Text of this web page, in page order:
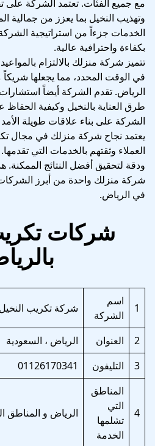
مع جميع الفئات. تعتمد الشركة
وتهذيب النخيل بما يعزز من جمالية
الخدمات جزءاً من استراتيجية الشركة
بكفاءة واحترافية عالية.
تتميز شركة منزلك بالالتزام
في الوقت المحدد، مما يجعلها شريكاً
الرياض. تقدم الشركة أيضاً
طرق العناية بالنخيل وكيفية
الشركة على بناء علاقات طويلة
يعتمد نجاح شركة منزلك في مجال
العملاء وثقتهم بالخدمات التي
ودقة لتحقيق أفضل النتائج الممكنة.
شركة منزلك واحدة من أبرز
في الرياض.
شركات
1
اسم
الشركة
شركة تكريب
2 العنوان
الرياض ، السعودية
3
التليفون 01126170341
4
المناطق
التي
تشلمها
الخدمة
الرياض و المناطق